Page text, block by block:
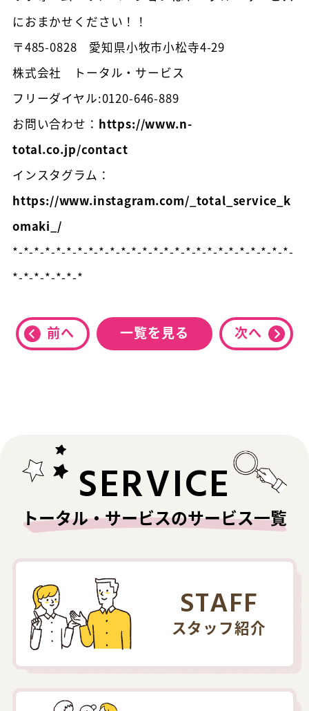
におまかせください！！
〒485-0828 愛知県小牧市小松寺4-29
株式会社 トータル・サービス
フリーダイヤル:0120-646-889
お問い合わせ： https://www.n-
total.co.jp/contact
インスタグラム：
https://www.instagram.com/_total_service_k
omaki_/
*-*-*-*-*-*-*-*-*-*-*-*-*-*-*-*-*-*-*-*-*-*-*-*-*-*-
*-*-*-*-*-*-*
前へ 一覧を見る 次へ
SERVICE
トータル・サービスのサービス一覧
STAFF
スタッフ紹介